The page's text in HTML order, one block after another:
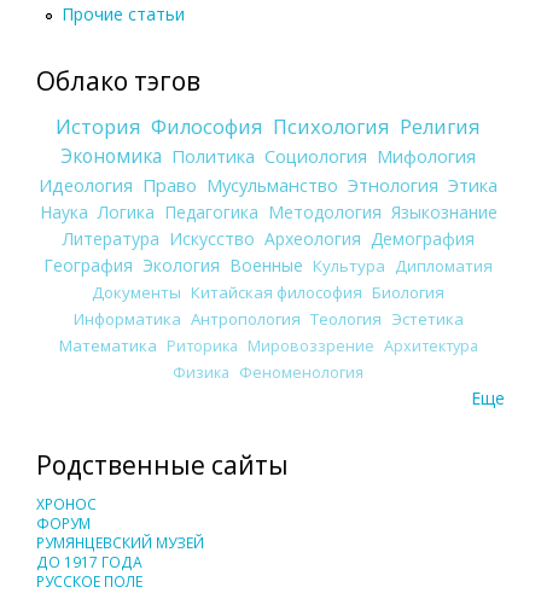
Прочие статьи
Облако тэгов
История Философия Психология Религия
Экономика Политика Социология Мифология
Идеология Право Мусульманство Этнология Этика
Наука Логика Педагогика Методология Языкознание
Литература Искусство Археология Демография
География Экология Военные Культура
Дипломатия
Документы Китайская философия Биология
Информатика Антропология Теология Эстетика
Математика Риторика Мировоззрение Архитектура
Физика Феноменология
Еще
Родственные сайты
ХРОНОС
ФОРУМ
РУМЯНЦЕВСКИЙ МУЗЕЙ
ДО 1917 ГОДА
РУССКОЕ ПОЛЕ